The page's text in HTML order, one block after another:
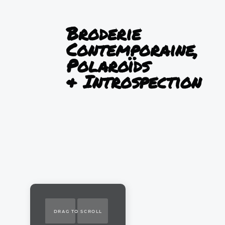
Broderie
Contemporaine,
Polaroïds
& Introspection
DRAG TO SCROLL